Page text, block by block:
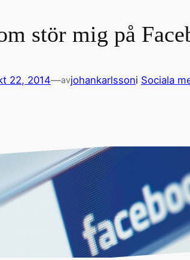
stör mig på
22, 2014—avjohankarlssoni Sociala